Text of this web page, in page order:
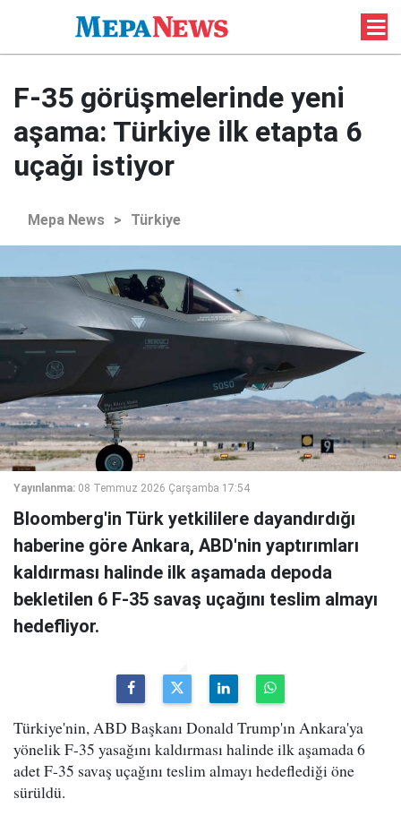
F-35 görüşmelerinde yeni
aşama: Türkiye ilk etapta 6
uçağı istiyor
Mepa News > Türkiye
Yayınlanma: 08 Temmuz 2026 Çarşamba 17:54
Bloomberg'in Türk yetkililere dayandırdığı
haberine göre Ankara, ABD'nin yaptırımları
kaldırması halinde ilk aşamada depoda
bekletilen 6 F-35 savaş uçağını teslim almayı
hedefliyor.
Türkiye'nin, ABD Başkanı Donald Trump'ın Ankara'ya
yönelik F-35 yasağını kaldırması halinde ilk aşamada 6
adet F-35 savaş uçağını teslim almayı hedeflediği öne
sürüldü.